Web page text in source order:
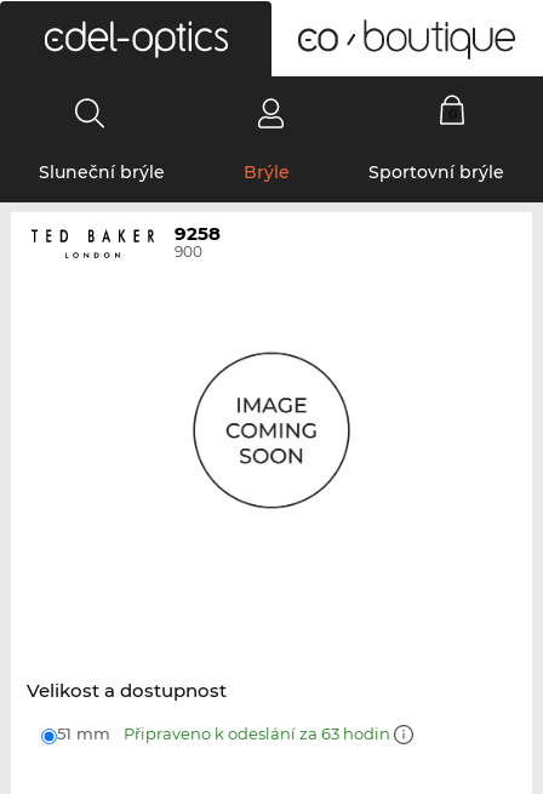
Sluneční brýle Brýle Sportovní brýle
9258
900
Velikost a dostupnost
51 mm Připraveno k odeslání za 63 hodin